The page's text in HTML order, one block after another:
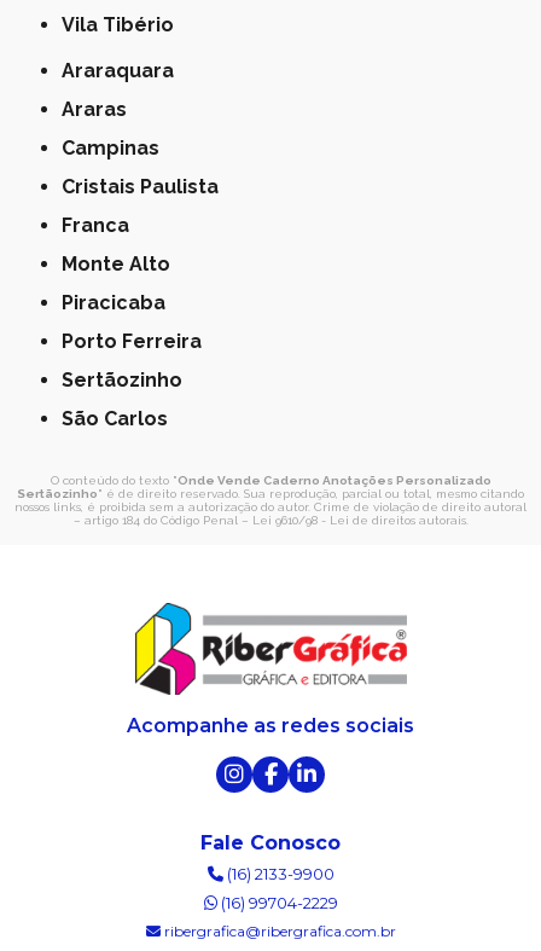
Vila Tibério
Araraquara
Araras
Campinas
Cristais Paulista
Franca
Monte Alto
Piracicaba
Porto Ferreira
Sertãozinho
São Carlos
O conteúdo do texto "Onde Vende Caderno Anotações Personalizado
Sertãozinho" é de direito reservado. Sua reprodução, parcial ou total, mesmo citando
nossos links, é proibida sem a autorização do autor. Crime de violação de direito autoral
– artigo 184 do Código Penal – Lei 9610/98 - Lei de direitos autorais.
Acompanhe as redes sociais
Fale Conosco
(16) 2133-9900
(16) 99704-2229
ribergrafica@ribergrafica.com.br